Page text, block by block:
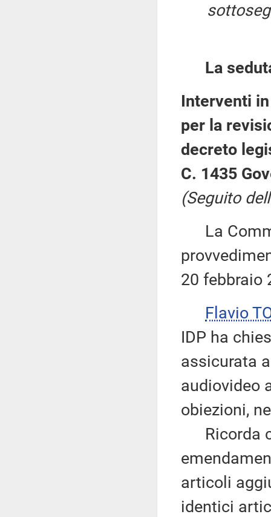
La
Interventi
per la
decreto
C. 1435
(Seguito
La
20 febbraio
Flavio
IDP ha
assicurata
audiovideo
obiezioni,
Ricorda
articoli
identici